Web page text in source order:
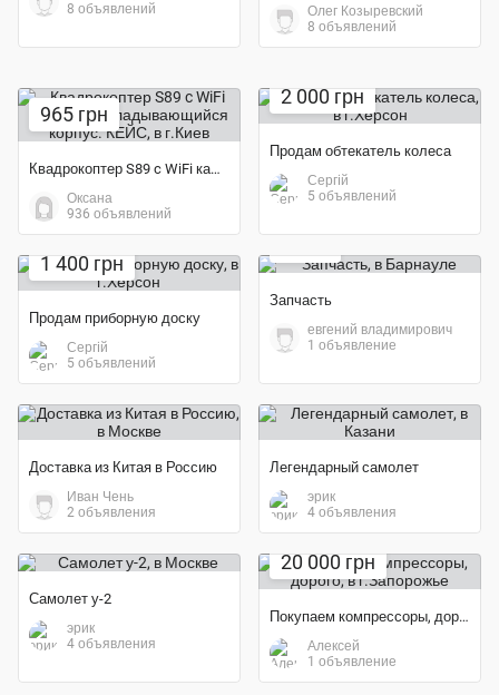
8 объявлений
Олег Козыревский
8 объявлений
965 грн
Квадрокоптер S89 c WiFi камерой. складывающийся корпус. КЕЙС
Оксана
936 объявлений
2 000 грн
Продам обтекатель колеса
Сергiй
5 объявлений
1 400 грн
Продам приборную доску
Сергiй
5 объявлений
Запчасть
евгений владимирович
1 объявление
Доставка из Китая в Россию
Иван Чень
2 объявления
Легендарный самолет
эрик
4 объявления
Самолет у-2
эрик
4 объявления
20 000 грн
Покупаем компрессоры, дорого
Алексей
1 объявление